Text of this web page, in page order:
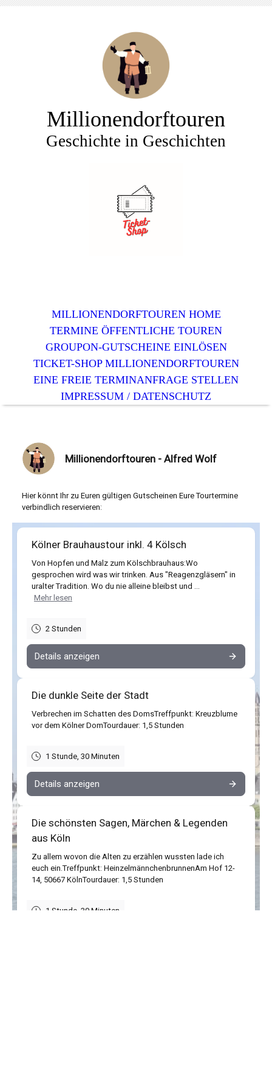
Millionendorftouren
Geschichte in Geschichten
MILLIONENDORFTOUREN HOME
TERMINE ÖFFENTLICHE TOUREN
GROUPON-GUTSCHEINE EINLÖSEN
TICKET-SHOP MILLIONENDORFTOUREN
EINE FREIE TERMINANFRAGE STELLEN
IMPRESSUM / DATENSCHUTZ